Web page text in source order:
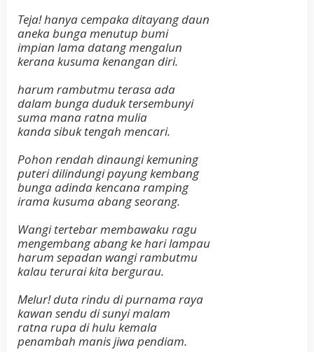
Teja! hanya cempaka ditayang daun
aneka bunga menutup bumi
impian lama datang mengalun
kerana kusuma kenangan diri.
harum rambutmu terasa ada
dalam bunga duduk tersembunyi
suma mana ratna mulia
kanda sibuk tengah mencari.
Pohon rendah dinaungi kemuning
puteri dilindungi payung kembang
bunga adinda kencana ramping
irama kusuma abang seorang.
Wangi tertebar membawaku ragu
mengembang abang ke hari lampau
harum sepadan wangi rambutmu
kalau terurai kita bergurau.
Melur! duta rindu di purnama raya
kawan sendu di sunyi malam
ratna rupa di hulu kemala
penambah manis jiwa pendiam.